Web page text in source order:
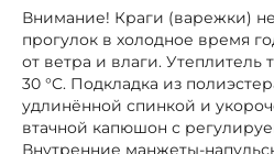
Внимание! Краги (варежки)
прогулок в холодное время
от ветра и влаги.
30 °C. Подкладка из
удлинённой спинкой и
втачной капюшон с
Внутренние манжеты-